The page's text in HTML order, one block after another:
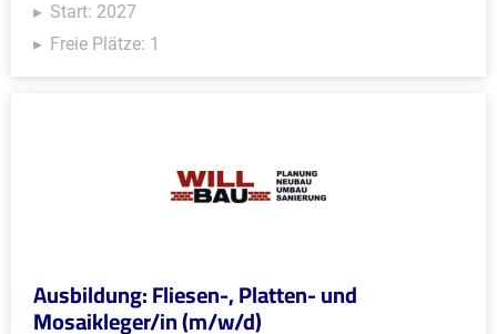
Start: 2027
Freie Plätze: 1
Ausbildung: Fliesen-, Platten- und
Mosaikleger/in (m/w/d)